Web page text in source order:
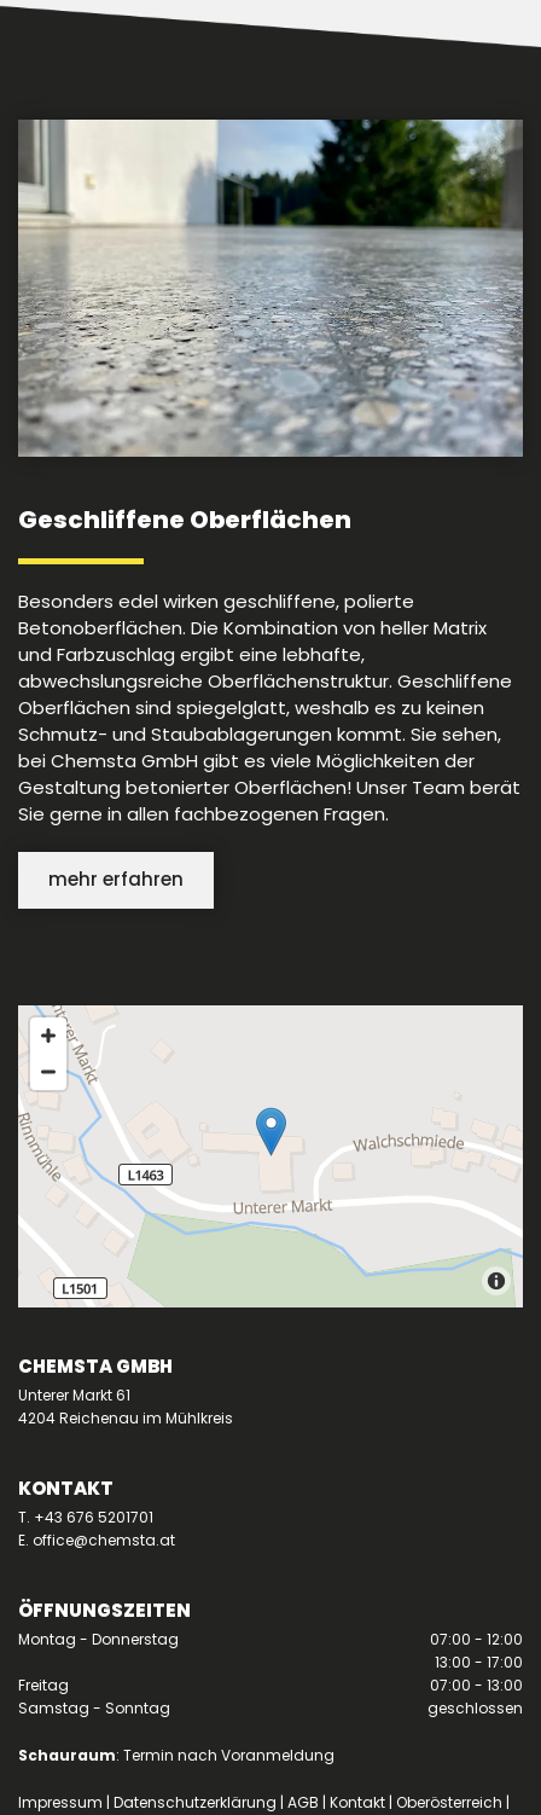
Geschliffene Oberflächen
Besonders edel wirken geschliffene, polierte
Betonoberflächen. Die Kombination von heller Matrix
und Farbzuschlag ergibt eine lebhafte,
abwechslungsreiche Oberflächenstruktur. Geschliffene
Oberflächen sind spiegelglatt, weshalb es zu keinen
Schmutz- und Staubablagerungen kommt. Sie sehen,
bei Chemsta GmbH gibt es viele Möglichkeiten der
Gestaltung betonierter Oberflächen! Unser Team berät
Sie gerne in allen fachbezogenen Fragen.
mehr erfahren
CHEMSTA GMBH
Unterer Markt 61
4204 Reichenau im Mühlkreis
KONTAKT
T. +43 676 5201701
E. office@chemsta.at
ÖFFNUNGSZEITEN
Montag - Donnerstag
07:00 - 12:00
13:00 - 17:00
Freitag
07:00 - 13:00
Samstag - Sonntag
geschlossen
Schauraum: Termin nach Voranmeldung
Impressum | Datenschutzerklärung | AGB | Kontakt | Oberösterreich |